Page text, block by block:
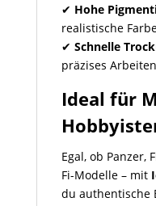
✔ Hohe
realistische
✔ Schnelle
präzises
Ideal für
Egal, ob Panzer,
Fi-Modelle – mit
du authentische